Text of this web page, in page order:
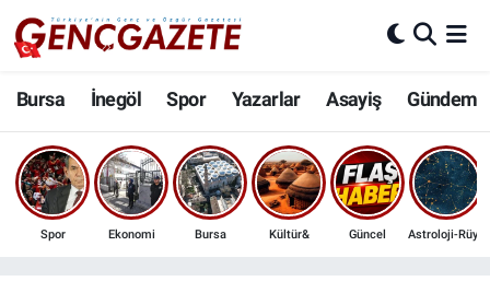
Bursa İnegöl Spor Yazarlar Asayiş Gündem
Spor Ekonomi Bursa Kültür& Güncel Astroloji-Rüya
Bursa
İnegöl
3.SAYFA
Nöbetçi Eczaneler
Hava Durumu
Trafik Durumu